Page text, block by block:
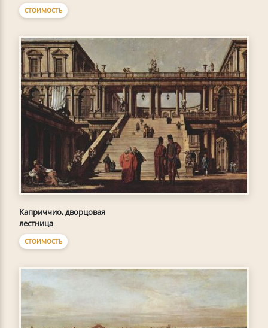
СТОИМОСТЬ
Каприччио, дворцовая
лестница
СТОИМОСТЬ